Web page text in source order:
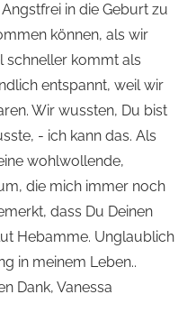
in die Geburt zu
können, als wir
schneller kommt als
entspannt, weil wir
Wir wussten, Du bist
- ich kann das. Als
wohlwollende,
die mich immer noch
dass Du Deinen
Hebamme. Unglaublich
in meinem Leben..
Dank, Vanessa